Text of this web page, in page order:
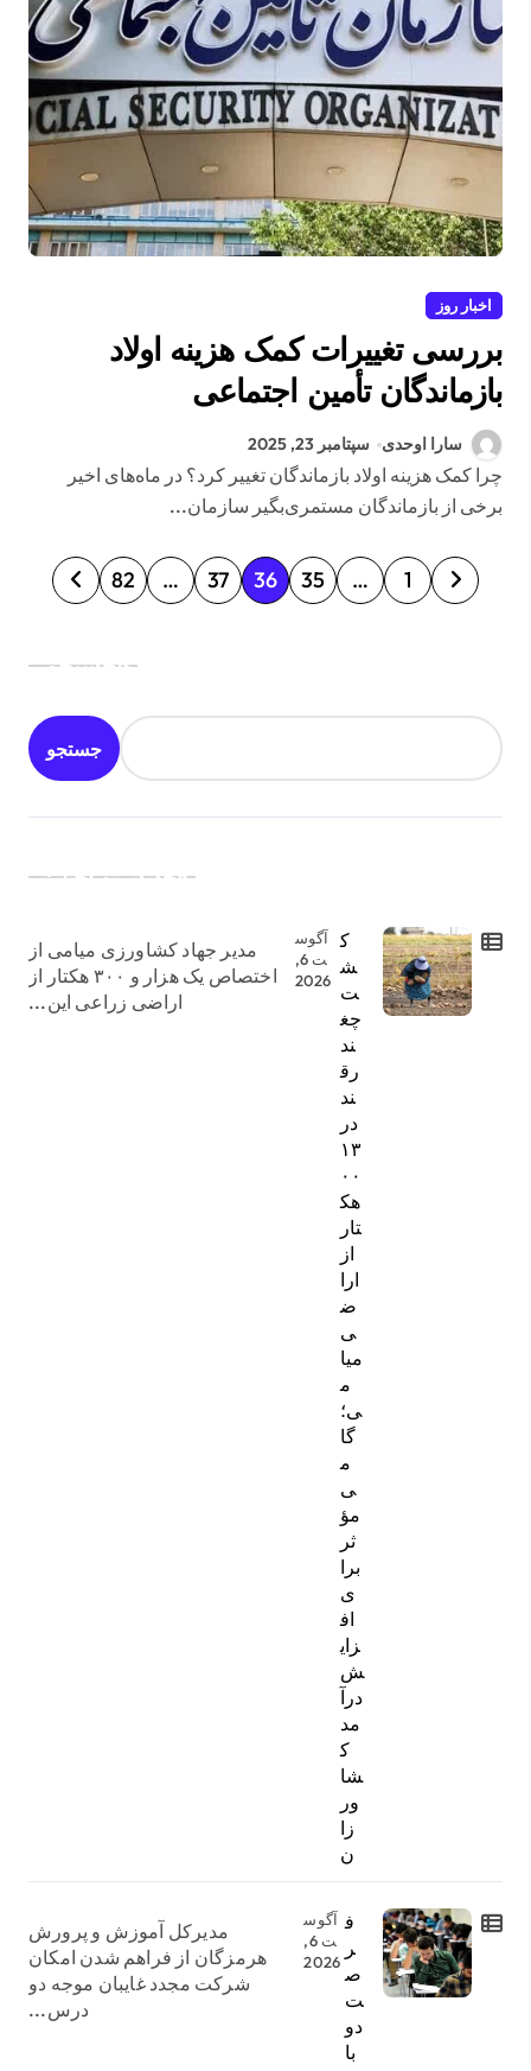
اخبار روز
بررسی تغییرات کمک هزینه اولاد
بازماندگان تأمین اجتماعی
سارا اوحدی سپتامبر 23, 2025
چرا کمک هزینه اولاد بازماندگان تغییر کرد؟ در ماه‌های اخیر
برخی از بازماندگان مستمری‌بگیر سازمان...
ص
ف
ب
ن
د
و
ش
ت
1
…
35
36
37
…
82
جستجو
جستجو
جدیدترین اخبار:
ک
ش
ت
چغ
ند
رق
ند
در
۱۳
۰۰
هک
تار
از
ارا
ض
ی
میا
م
ی؛
گا
م
ی
مؤ
ثر
برا
ی
اف
زای
ش
درآ
مد
ک
شا
ور
زا
ن
آگوس
ت 6,
2026
مدیر جهاد کشاورزی میامی از
اختصاص یک هزار و ۳۰۰ هکتار از
اراضی زراعی این...
ف
ر
ص
ت
دو
با
آگوس
ت 6,
2026
مدیرکل آموزش و پرورش
هرمزگان از فراهم شدن امکان
شرکت مجدد غایبان موجه دو
درس...